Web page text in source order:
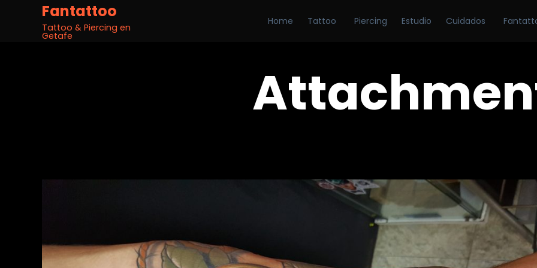
Fantattoo
Tattoo & Piercing en
Getafe
Home Tattoo Piercing Estudio Cuidados